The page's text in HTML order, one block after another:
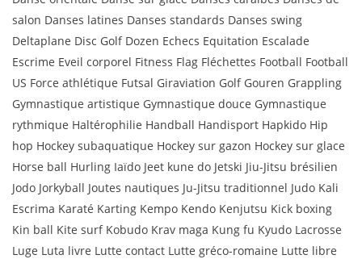
salon Danses latines Danses standards Danses swing
Deltaplane Disc Golf Dozen Echecs Equitation Escalade
Escrime Eveil corporel Fitness Flag Fléchettes Football Football
US Force athlétique Futsal Giraviation Golf Gouren Grappling
Gymnastique artistique Gymnastique douce Gymnastique
rythmique Haltérophilie Handball Handisport Hapkido Hip
hop Hockey subaquatique Hockey sur gazon Hockey sur glace
Horse ball Hurling Iaïdo Jeet kune do Jetski Jiu-Jitsu brésilien
Jodo Jorkyball Joutes nautiques Ju-Jitsu traditionnel Judo Kali
Escrima Karaté Karting Kempo Kendo Kenjutsu Kick boxing
Kin ball Kite surf Kobudo Krav maga Kung fu Kyudo Lacrosse
Luge Luta livre Lutte contact Lutte gréco-romaine Lutte libre